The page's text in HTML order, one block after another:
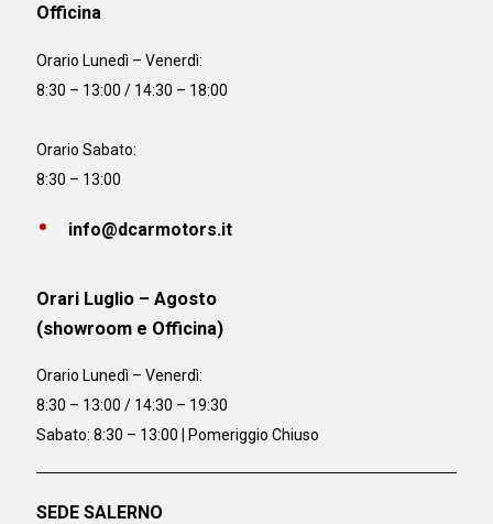
Officina
Orario Lunedì – Venerdì:
8:30 – 13:00 / 14:30 – 18:00
Orario Sabato:
8:30 – 13:00
info@dcarmotors.it
Orari Luglio – Agosto
(showroom e Officina)
Orario Lunedì – Venerdì:
8:30 – 13:00 / 14:30 – 19:30
Sabato: 8:30 – 13:00 | Pomeriggio Chiuso
SEDE SALERNO